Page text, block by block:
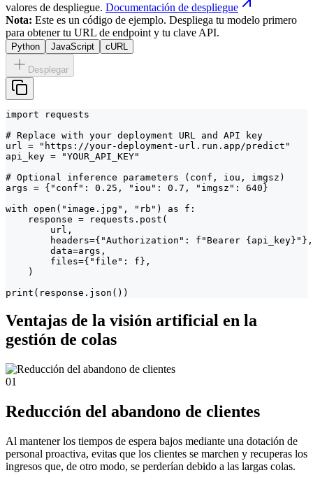
valores de despliegue. Documentación de despliegue
Nota: Este es un código de ejemplo. Despliega tu modelo primero
para obtener tu URL de endpoint y tu clave API.
Python JavaScript cURL
Desplegar
import requests
# Replace with your deployment URL and API key
url = "https://your-deployment-url.run.app/predict"
api_key = "YOUR_API_KEY"
# Optional inference parameters (conf, iou, imgsz)
args = {"conf": 0.25, "iou": 0.7, "imgsz": 640}
with open("image.jpg", "rb") as f:
    response = requests.post(
        url,
        headers={"Authorization": f"Bearer {api_key}"},
        data=args,
        files={"file": f},
    )
print(response.json())
Ventajas de la visión artificial en la
gestión de colas
01
Reducción del abandono de clientes
Al mantener los tiempos de espera bajos mediante una dotación de
personal proactiva, evitas que los clientes se marchen y recuperas los
ingresos que, de otro modo, se perderían debido a las largas colas.